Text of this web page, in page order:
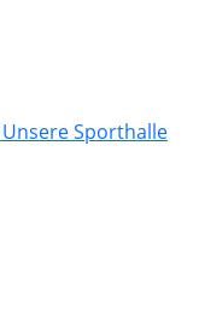
Sporthalle